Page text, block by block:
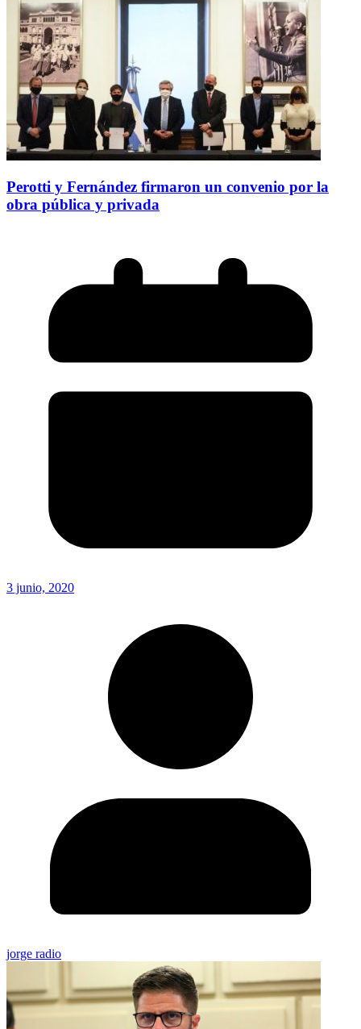
Perotti y Fernández firmaron un convenio por la
obra pública y privada
3 junio, 2020
jorge radio